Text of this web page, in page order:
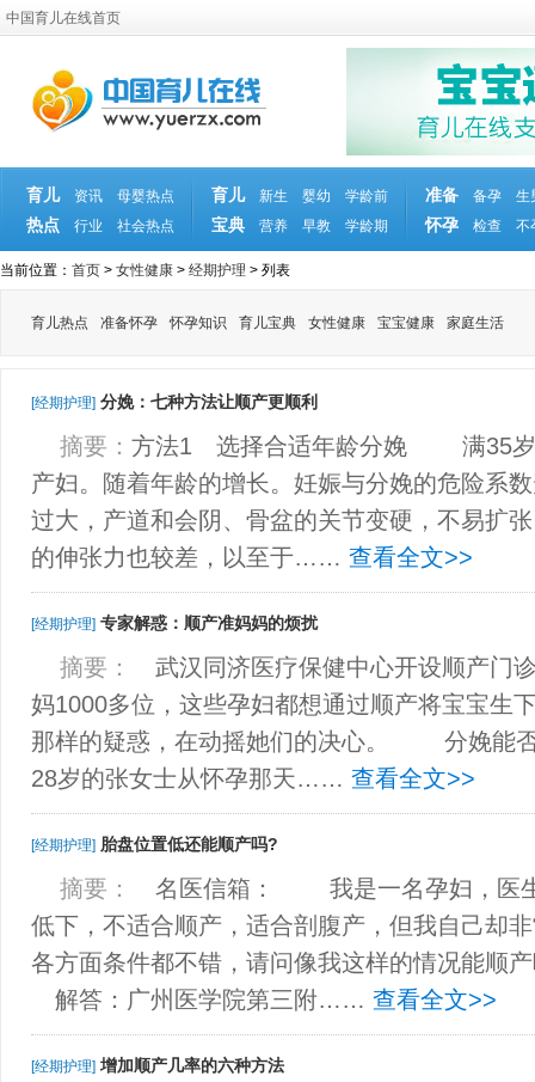
中国育儿在线首页
育儿
热点
资讯
母婴热点
行业
社会热点
育儿
宝典
新生 婴幼
学龄前
营养
早教 学龄期
准备
怀孕
备孕
生
检查
不
当前位置： 首页 > 女性健康 > 经期护理 > 列表
育儿热点 准备怀孕 怀孕知识 育儿宝典 女性健康 宝宝健康 家庭生活
[经期护理] 分娩：七种方法让顺产更顺利
摘要： 方法1 选择合适年龄分娩 满35岁
产妇。随着年龄的增长。妊娠与分娩的危险
过大，产道和会阴、骨盆的关节变硬，不易扩
的伸张力也较差，以至于…… 查看全文>>
[经期护理] 专家解惑：顺产准妈妈的烦扰
摘要：
武汉同济医疗保健中心开设顺产门
妈1000多位，这些孕妇都想通过顺产将宝宝生
那样的疑惑，在动摇她们的决心。 分娩
28岁的张女士从怀孕那天…… 查看全文>>
[经期护理] 胎盘位置低还能顺产吗?
摘要：
名医信箱： 我是一名孕妇，医生
低下，不适合顺产，适合剖腹产，但我自己却
各方面条件都不错，请问像我这样的情况能顺
解答：广州医学院第三附…… 查看全文>>
[经期护理] 增加顺产几率的六种方法